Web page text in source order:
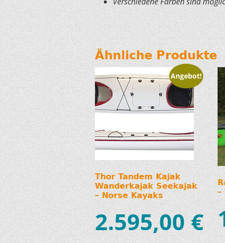
Ähnliche Produkte
Angebot!
Thor Tandem Kajak
Wanderkajak Seekajak
– Norse Kayaks
2.595,00€
–